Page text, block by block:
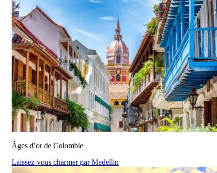
Âges d’or de Colombie
Laissez-vous charmer par Medellin